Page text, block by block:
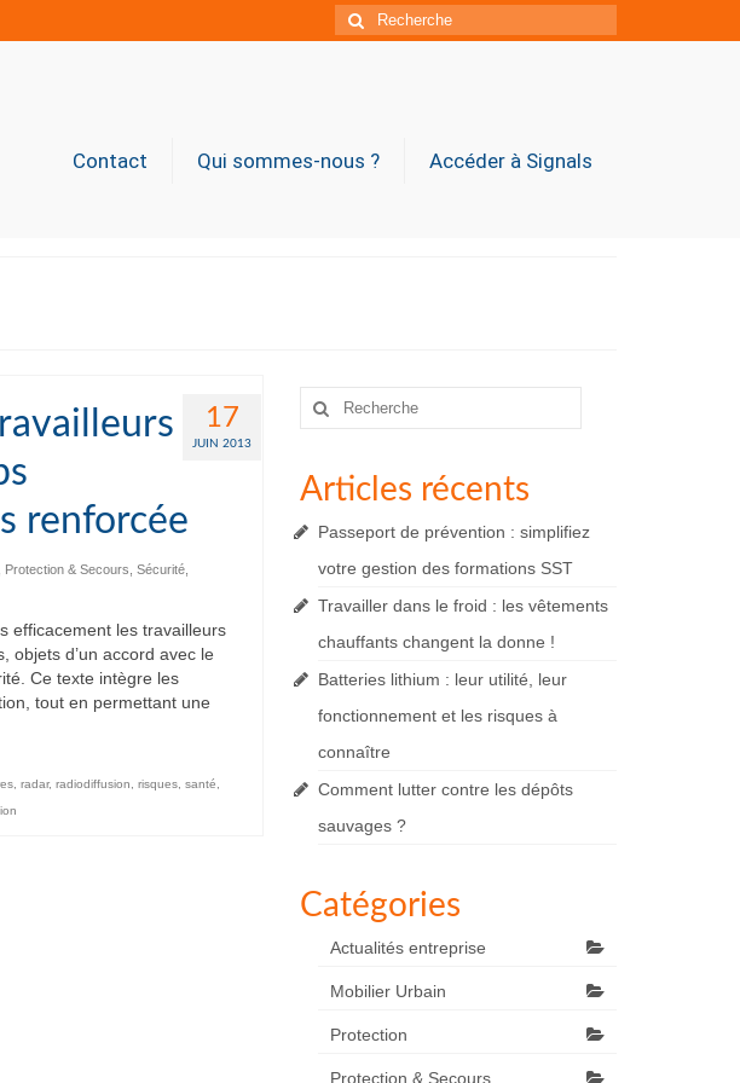
Rechercher
:
Contact Qui sommes-nous ? Accéder à Signals
17
JUIN 2013
renforcée
Protection & Secours Sécurité,
efficacement les travailleurs
objets d’un accord avec le
Ce texte intègre les
tout en permettant une
, radar, radiodiffusion risques, santé
Rechercher
Articles récents
Passeport de prévention : simplifiez
votre gestion des formations SST
Travailler dans le froid : les vêtements
chauffants changent la donne !
Batteries lithium : leur utilité, leur
fonctionnement et les risques à
connaître
Comment lutter contre les dépôts
sauvages ?
Catégories
Actualités entreprise
Mobilier Urbain
Protection
Protection & Secours